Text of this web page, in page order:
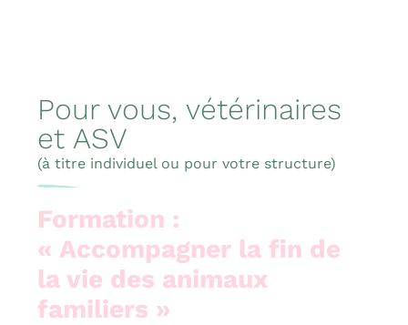
Pour vous, vétérinaires
et ASV
(à titre individuel ou pour votre structure)
Formation :
« Accompagner la fin de
la vie des animaux
familiers »